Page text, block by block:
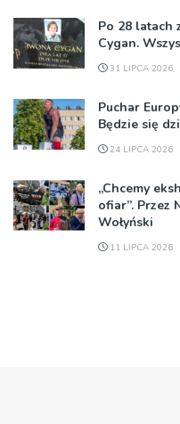
Po 28 latach
Cygan.
31 LIPCA 2026
Puchar
Będzie się
24 LIPCA 2026
„Chcemy
ofiar”. Przez
Wołyński
11 LIPCA 2026